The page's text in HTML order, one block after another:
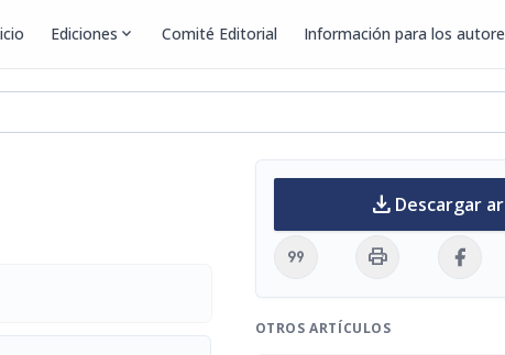
Ediciones expand_more Comité Editorial Información para los
download Descargar
format_quote print
OTROS ARTÍCULOS